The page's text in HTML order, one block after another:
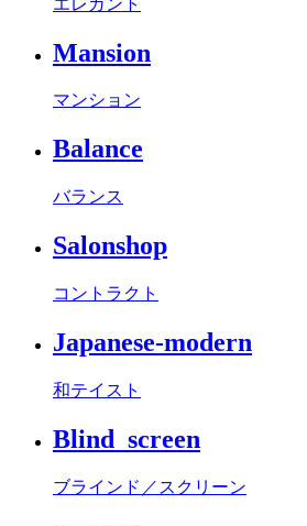
Mansion
マンション
Balance
バランス
Salonshop
コントラクト
Japanese-modern
和テイスト
Blind_screen
ブラインド／スクリーン